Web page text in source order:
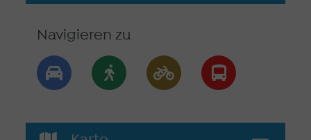
Navigieren zu